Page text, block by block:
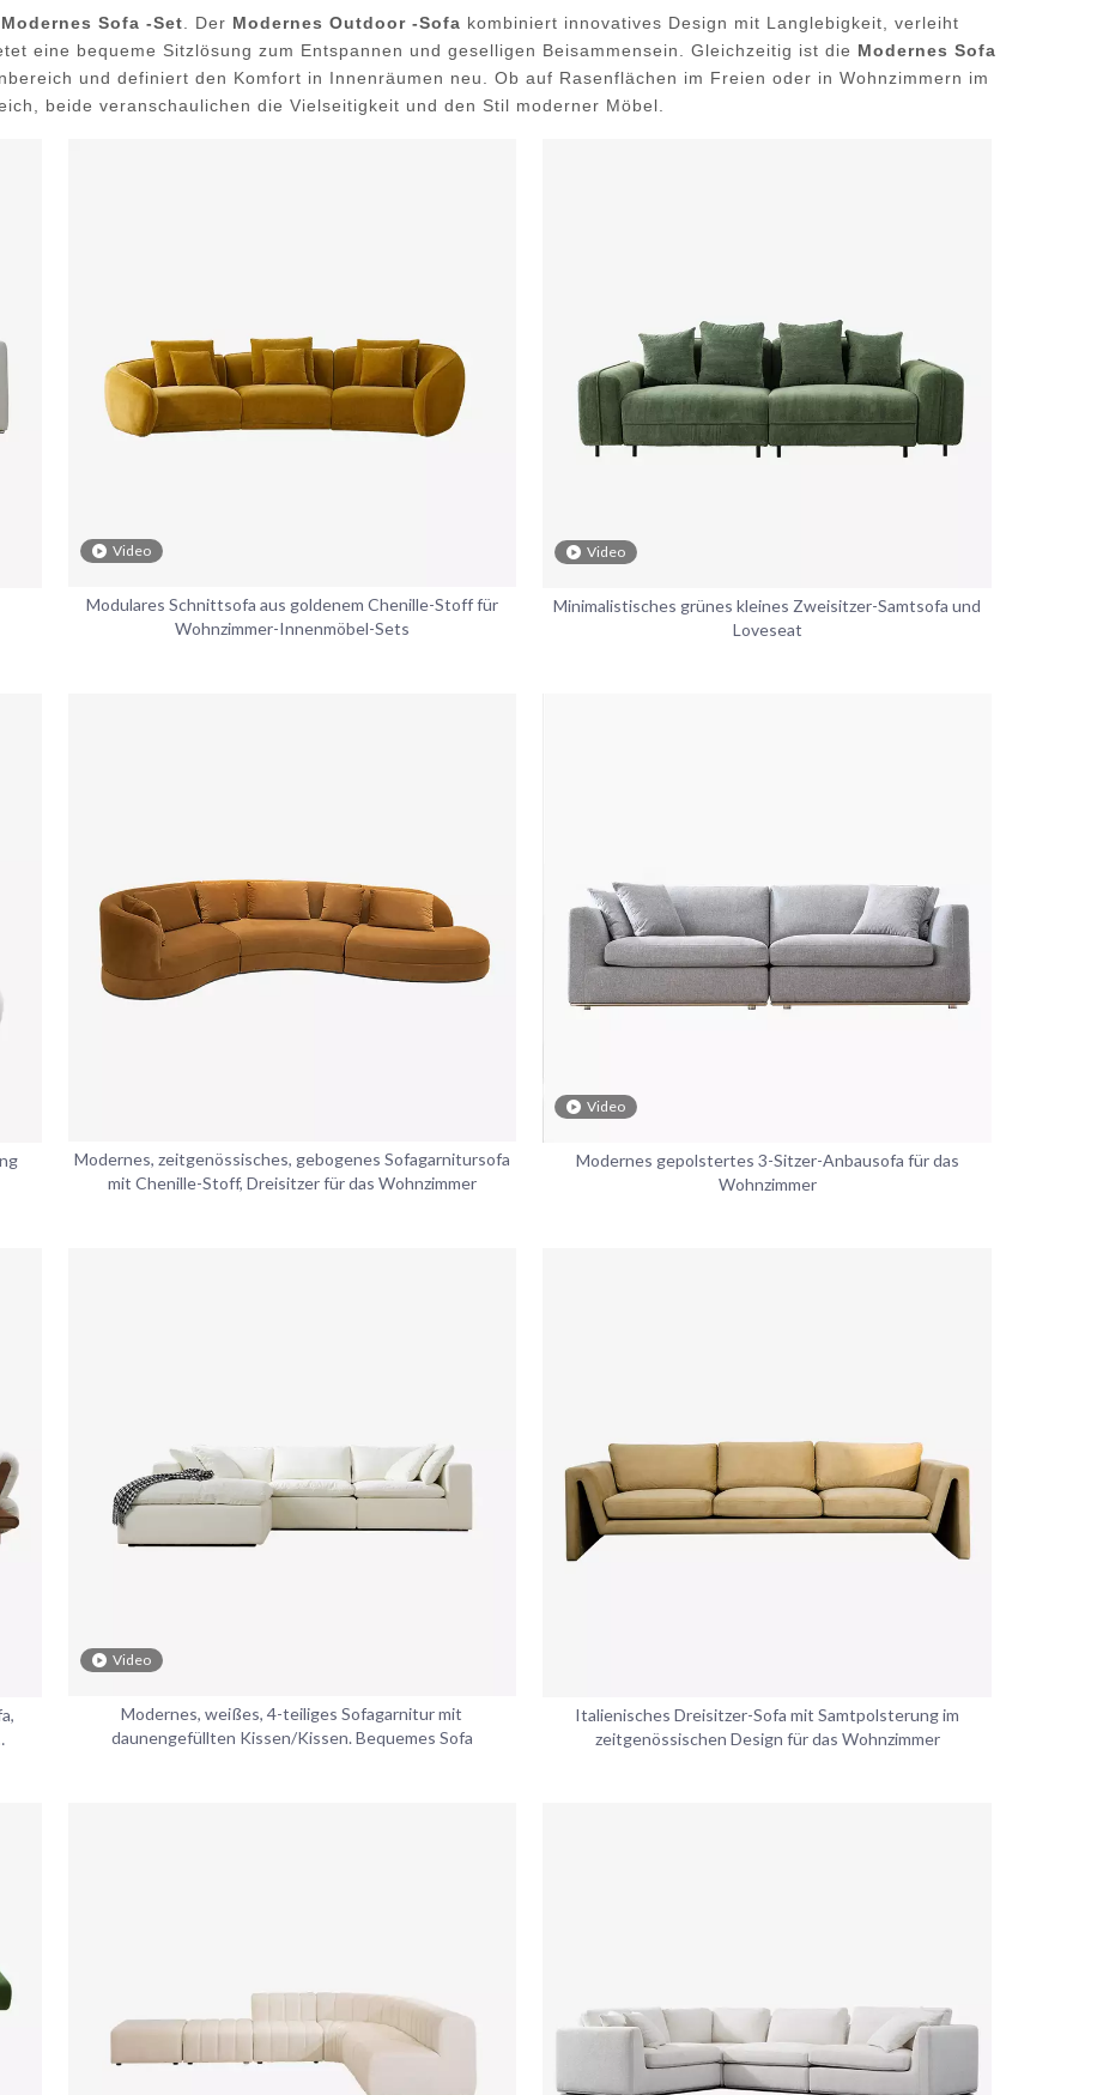
Modernes Sofa -Set . Der Modernes Outdoor -Sofa kombiniert innovatives Design mit Langlebigkeit, verleiht
eine bequeme Sitzlösung zum Entspannen und geselligen Beisammensein. Gleichzeitig ist die Modernes Sofa
und definiert den Komfort in Innenräumen neu. Ob auf Rasenflächen im Freien oder in Wohnzimmern im
beide veranschaulichen die Vielseitigkeit und den Stil moderner Möbel.
Video
Modulares Schnittsofa aus goldenem Chenille-Stoff für
Wohnzimmer-Innenmöbel-Sets
Video
Minimalistisches grünes kleines Zweisitzer-Samtsofa und
Loveseat
Modernes, zeitgenössisches, gebogenes Sofagarnitursofa
mit Chenille-Stoff, Dreisitzer für das Wohnzimmer
Video
Modernes gepolstertes 3-Sitzer-Anbausofa für das
Wohnzimmer
Video
Modernes, weißes, 4-teiliges Sofagarnitur mit
daunengefüllten Kissen/Kissen. Bequemes Sofa
Italienisches Dreisitzer-Sofa mit Samtpolsterung im
zeitgenössischen Design für das Wohnzimmer